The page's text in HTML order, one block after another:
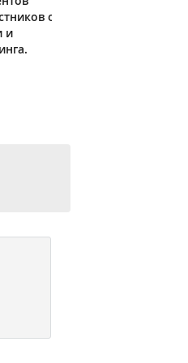
о
и